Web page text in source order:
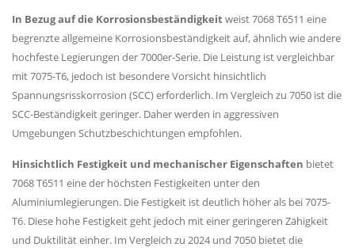
In Bezug auf die Korrosionsbeständigkeit weist 7068 T6511 eine
begrenzte allgemeine Korrosionsbeständigkeit auf, ähnlich wie andere
hochfeste Legierungen der 7000er-Serie. Die Leistung ist vergleichbar
mit 7075-T6, jedoch ist besondere Vorsicht hinsichtlich
Spannungsrisskorrosion (SCC) erforderlich. Im Vergleich zu 7050 ist die
SCC-Beständigkeit geringer. Daher werden in aggressiven
Umgebungen Schutzbeschichtungen empfohlen.
Hinsichtlich Festigkeit und mechanischer Eigenschaften bietet
7068 T6511 eine der höchsten Festigkeiten unter den
Aluminiumlegierungen. Die Festigkeit ist deutlich höher als bei 7075-
T6. Diese hohe Festigkeit geht jedoch mit einer geringeren Zähigkeit
und Duktilität einher. Im Vergleich zu 2024 und 7050 bietet die